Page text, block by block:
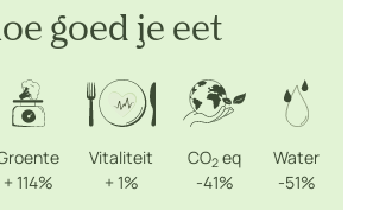
goed je eet
+ 114%
Vitaliteit
+ 1%
CO2 eq
-41%
Water
-51%